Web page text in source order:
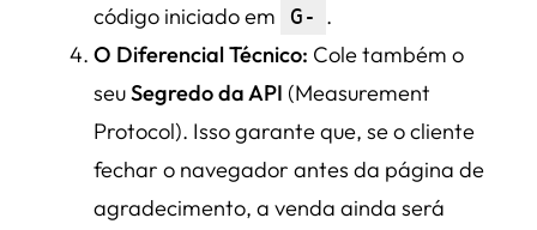
código iniciado em
G- .
O Diferencial Técnico: Cole também o
seuSegredo da API (Measurement
Protocol). Isso garante que, se o cliente
fechar o navegador antes da página de
agradecimento, a venda ainda será